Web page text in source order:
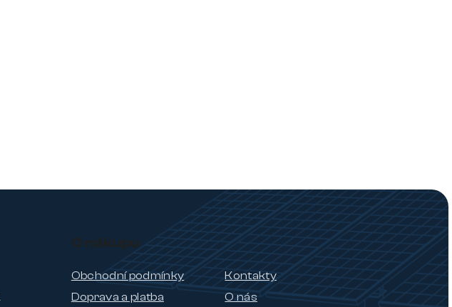
O nákupu
Kontakty
Obchodní podmínky
O nás
Doprava a platba